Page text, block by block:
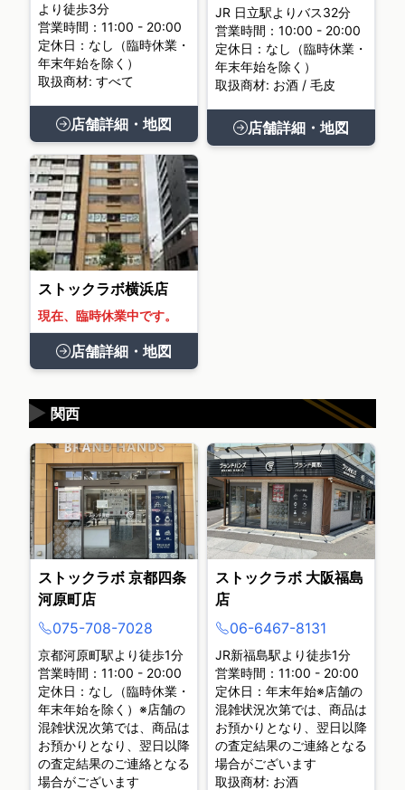
より徒歩3分
営業時間：11:00 - 20:00
定休日：なし（臨時休業・
年末年始を除く）
取扱商材: すべて
店舗詳細・地図
JR 日立駅よりバス32分
営業時間：10:00 - 20:00
定休日：なし（臨時休業・
年末年始を除く）
取扱商材: お酒 / 毛皮
店舗詳細・地図
ストックラボ横浜店
現在、臨時休業中です。
店舗詳細・地図
関西
▶
ストックラボ 京都四条
河原町店
075-708-7028
京都河原町駅より徒歩1分
営業時間：11:00 - 20:00
定休日：なし（臨時休業・
年末年始を除く）※店舗の
混雑状況次第では、商品は
お預かりとなり、翌日以降
の査定結果のご連絡となる
場合がございます
ストックラボ 大阪福島
店
06-6467-8131
JR新福島駅より徒歩1分
営業時間：11:00 - 20:00
定休日：年末年始※店舗の
混雑状況次第では、商品は
お預かりとなり、翌日以降
の査定結果のご連絡となる
場合がございます
取扱商材: お酒